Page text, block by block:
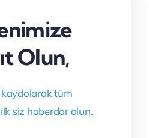
Olun,
kaydolarak tüm
siz haberdar olun.